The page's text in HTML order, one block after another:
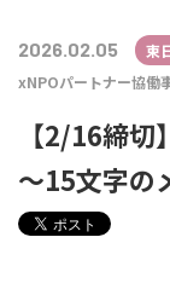
2026.02.05 東
xNPOパートナー協働
【2/16締
〜15文字の